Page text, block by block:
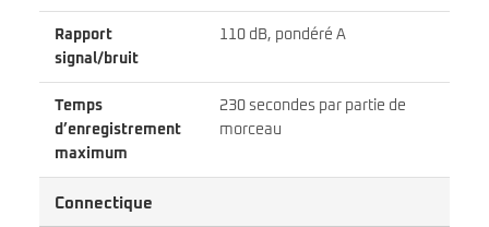
Rapport
signal/bruit
110 dB, pondéré A
Temps
d’enregistrement
maximum
230 secondes par partie de
morceau
Connectique